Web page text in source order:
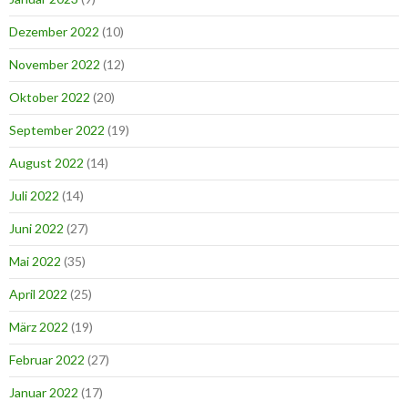
Dezember 2022 (10)
November 2022 (12)
Oktober 2022 (20)
September 2022 (19)
August 2022 (14)
Juli 2022 (14)
Juni 2022 (27)
Mai 2022 (35)
April 2022 (25)
März 2022 (19)
Februar 2022 (27)
Januar 2022 (17)